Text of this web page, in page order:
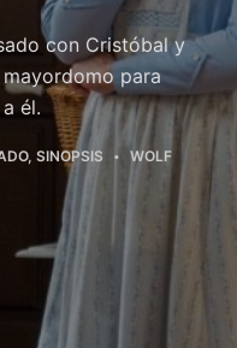
con Cristóbal y
para
él.
,SINOPSIS WOLF